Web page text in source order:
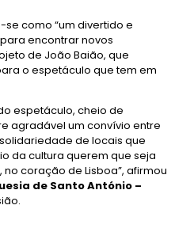
como “um divertido e
para encontrar novos
de João Baião, que
o espetáculo que tem em
espetáculo, cheio de
agradável um convívio entre
de locais que
da cultura querem que seja
coração de Lisboa”, afirmou
de Santo António –